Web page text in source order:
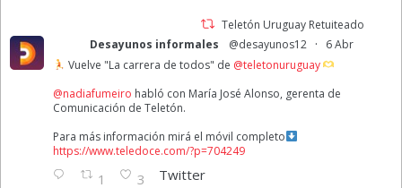
A veces creemos que estar bien significa sentirnos felices todo
el tiempo. Pero Intensamente nos recuerda que eso no es así.
Reconocer y gestionar las diferentes emociones nos permite
lograr una buena salud emocional.
1ro de agosto | Día Mundial de la Alegría
Foto
Teletón Uruguay Retuiteado
Desayunos informales
@desayunos12 ·
6 Abr
Vuelve "La carrera de todos" de @teletonuruguay
@nadiafumeiro habló con María José Alonso, gerenta de
Comunicación de Teletón.
Para más información mirá el móvil completo
https://www.teledoce.com/?p=704249
1 3 Twitter